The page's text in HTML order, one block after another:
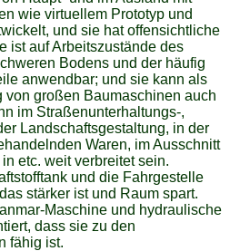
wie virtuellem Prototyp und
und sie hat offensichtliche
ist auf Arbeitszustände des
Bodens und der häufig
anwendbar; und sie kann als
von großen Baumaschinen auch
im Straßenunterhaltungs-,
Landschaftsgestaltung, in der
Waren, im Ausschnitt
etc. weit verbreitet sein.
und die Fahrgestelle
stärker ist und Raum spart.
Maschine und hydraulische
dass sie zu den
fähig ist.